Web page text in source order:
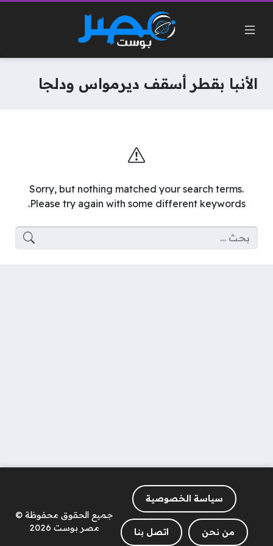
الأنبا بقطر أسقف ديرمواس ودلجا
Sorry, but nothing matched your search terms.
Please try again with some different keywords.
سياسة الخصوصية
من نحن اتصل بنا
جميع الحقوق محفوظة ©
مصر بوست 2026